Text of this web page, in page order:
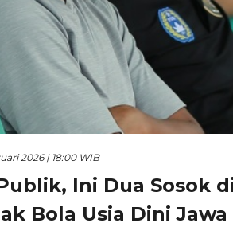
2026 | 18:00 WIB
Ini Dua Sosok
Bola Usia Dini